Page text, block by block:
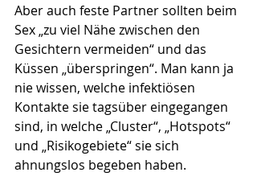
Aber auch feste Partner sollten beim
Sex „zu viel Nähe zwischen den
Gesichtern vermeiden“ und das
Küssen „überspringen“. Man kann ja
nie wissen, welche infektiösen
Kontakte sie tagsüber eingegangen
sind, in welche „Cluster“, „Hotspots“
und „Risikogebiete“ sie sich
ahnungslos begeben haben.